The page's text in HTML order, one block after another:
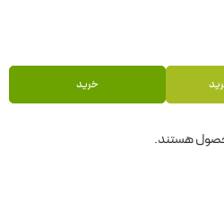
خرید
هستند.